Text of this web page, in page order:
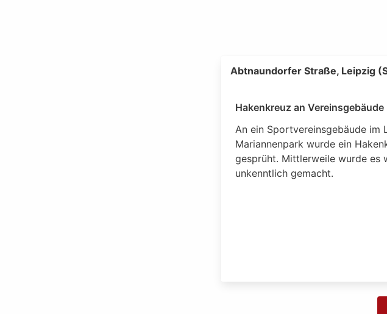
Abtnaundorfer Straße, Leipzig
Hakenkreuz an Vereinsgebäude
An ein Sportvereinsgebäude im
Mariannenpark wurde ein
gesprüht. Mittlerweile wurde es
unkenntlich gemacht.